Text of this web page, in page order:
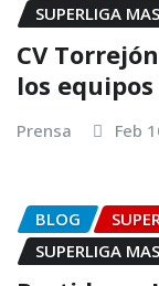
SUPERLIGA
CV
los
Prensa Feb
BLOG
SUPERLIGA